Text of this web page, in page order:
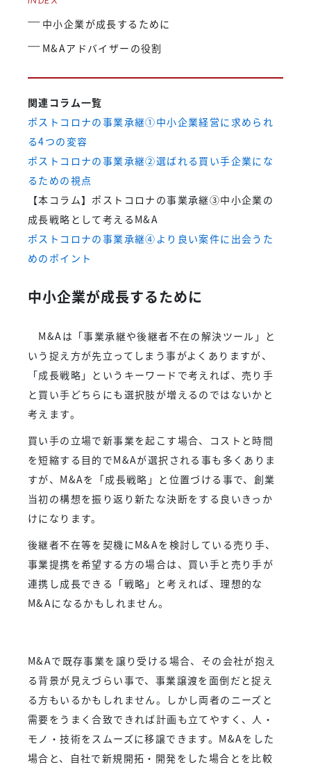
中小企業が成長するために
M&Aアドバイザーの役割
関連コラム一覧
ポストコロナの事業承継①中小企業経営に求められ
る4つの変容
ポストコロナの事業承継②選ばれる買い手企業にな
るための視点
【本コラム】ポストコロナの事業承継③中小企業の
成長戦略として考えるM&A
ポストコロナの事業承継④より良い案件に出会うた
めのポイント
中小企業が成長するために
M&Aは「事業承継や後継者不在の解決ツール」と
いう捉え方が先立ってしまう事がよくありますが、
「成長戦略」というキーワードで考えれば、売り手
と買い手どちらにも選択肢が増えるのではないかと
考えます。
買い手の立場で新事業を起こす場合、コストと時間
を短縮する目的でM&Aが選択される事も多くありま
すが、M&Aを「成長戦略」と位置づける事で、創業
当初の構想を振り返り新たな決断をする良いきっか
けになります。
後継者不在等を契機にM&Aを検討している売り手、
事業提携を希望する方の場合は、買い手と売り手が
連携し成長できる「戦略」と考えれば、理想的な
M&Aになるかもしれません。
M&Aで既存事業を譲り受ける場合、その会社が抱え
る背景が見えづらい事で、事業譲渡を面倒だと捉え
る方もいるかもしれません。しかし両者のニーズと
需要をうまく合致できれば計画も立てやすく、人・
モノ・技術をスムーズに移譲できます。M&Aをした
場合と、自社で新規開拓・開発をした場合とを比較